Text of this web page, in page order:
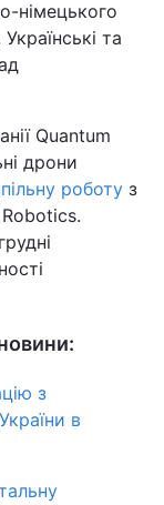
німецького
та
Quantum
дрони
роботу з
з
в